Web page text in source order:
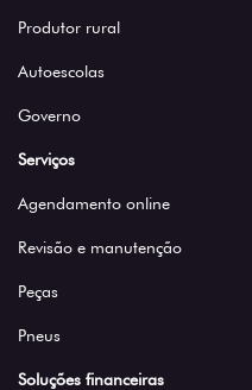
Produtor rural
Autoescolas
Governo
Serviços
Agendamento online
Revisão e manutenção
Peças
Pneus
Soluções financeiras